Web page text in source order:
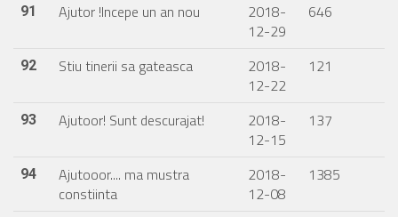
91 Ajutor !Incepe un an nou
2018-
12-29
646
92 Stiu tinerii sa gateasca
2018-
12-22
121
93 Ajutoor! Sunt descurajat!
2018-
12-15
137
94
Ajutooor.... ma mustra
constiinta
2018-
12-08
1385